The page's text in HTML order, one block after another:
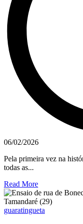
06/02/2026
Pela primeira vez na
todas as...
Read More
guaratingueta